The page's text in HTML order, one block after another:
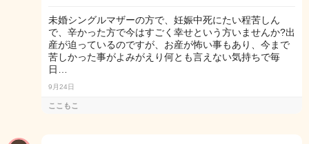
未婚シングルマザーの方で、妊娠中死にたい程苦しん
で、辛かった方で今はすごく幸せという方いませんか?出
産が迫っているのですが、お産が怖い事もあり、今まで
苦しかった事がよみがえり何とも言えない気持ちで毎
日…
9月24日
ここもこ